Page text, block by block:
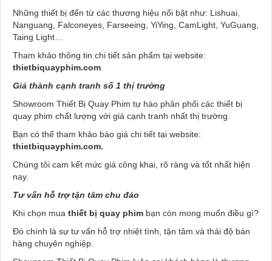
Những thiết bị đến từ các thương hiệu nổi bật như: Lishuai,
Nanguang, Falconeyes, Farseeing, YiYing, CamLight, YuGuang,
Taing Light…
Tham khảo thông tin chi tiết sản phẩm tại website:
thietbiquayphim.com
Giá thành cạnh tranh số 1 thị trường
Showroom Thiết Bị Quay Phim tự hào phân phối các thiết bị
quay phim chất lượng với giá cạnh tranh nhất thị trường.
Bạn có thể tham khảo báo giá chi tiết tại website:
thietbiquayphim.com.
Chúng tôi cam kết mức giá công khai, rõ ràng và tốt nhất hiện
nay.
Tư vấn hỗ trợ tận tâm chu đáo
Khi chọn mua thiết bị quay phim bạn còn mong muốn điều gì?
Đó chính là sự tư vấn hỗ trợ nhiệt tình, tận tâm và thái độ bán
hàng chuyên nghiệp.